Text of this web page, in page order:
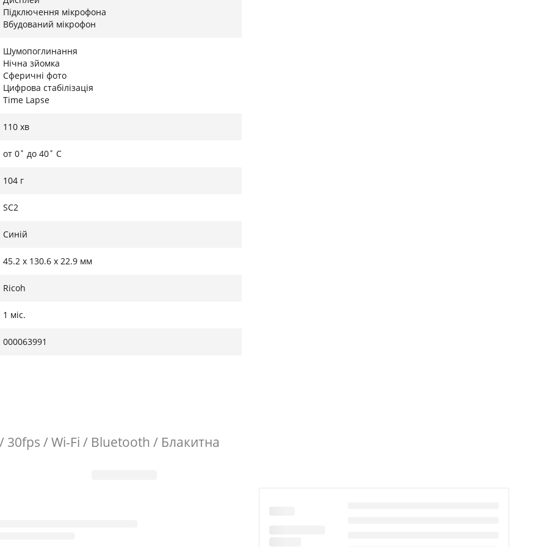
і Wi-Fi камера може залишатися постійно
в активний режим при запуску застосунка. Це
"Анімоване фото", яка дозволяє
Підключення мікрофона
Вбудований мікрофон
Шумопоглинання
Нічна зйомка
Сферичні фото
Цифрова стабілізація
Time Lapse
110 хв
от 0˚ до 40˚ C
104 г
SC2
Синій
45.2 х 130.6 х 22.9 мм
Ricoh
1 міс.
000063991
30fps / Wi-Fi / Bluetooth / Блакитна